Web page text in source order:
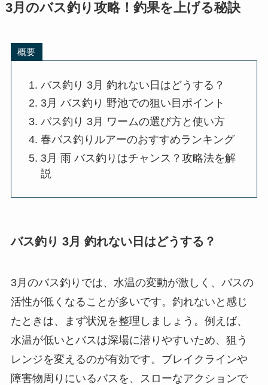
3月のバス釣り攻略！釣果を上げる秘訣
概要
バス釣り 3月 釣れない日はどうする？
3月 バス釣り 野池での狙い目ポイント
バス釣り 3月 ワームの選び方と使い方
春バス釣りルアーのおすすめランキング
3月 雨 バス釣りはチャンス？攻略法を解
説
バス釣り 3月 釣れない日はどうする？
3月のバス釣りでは、水温の変動が激しく、バスの
活性が低くなることが多いです。釣れないと感じ
たときは、まず状況を整理しましょう。例えば、
水温が低いとバスは深場に潜りやすいため、狙う
レンジを変えるのが有効です。ブレイクラインや
障害物周りにいるバスを、スローなアクションで